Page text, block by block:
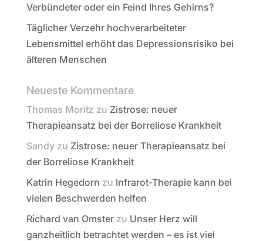
Verbündeter oder ein Feind Ihres Gehirns?
Täglicher Verzehr hochverarbeiteter
Lebensmittel erhöht das Depressionsrisiko bei
älteren Menschen
Neueste Kommentare
Thomas Moritz zu Zistrose: neuer
Therapieansatz bei der Borreliose Krankheit
Sandyzu Zistrose: neuer Therapieansatz bei
der Borreliose Krankheit
Katrin Hegedorn zu Infrarot-Therapie kann bei
vielen Beschwerden helfen
Richard van Omsterzu Unser Herz will
ganzheitlich betrachtet werden – es ist viel